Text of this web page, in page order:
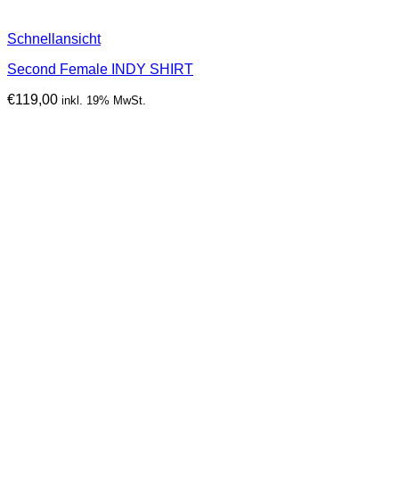
Schnellansicht
Second Female INDY SHIRT
€119,00 inkl. 19% MwSt.